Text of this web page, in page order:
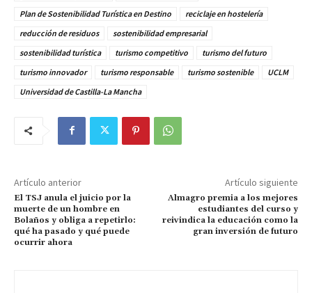
Plan de Sostenibilidad Turística en Destino
reciclaje en hostelería
reducción de residuos
sostenibilidad empresarial
sostenibilidad turística
turismo competitivo
turismo del futuro
turismo innovador
turismo responsable turismo sostenible
UCLM
Universidad de Castilla-La Mancha
Artículo anterior
El TSJ anula el juicio por la
muerte de un hombre en
Bolaños y obliga a repetirlo:
qué ha pasado y qué puede
ocurrir ahora
Artículo siguiente
Almagro premia a los mejores
estudiantes del curso y
reivindica la educación como la
gran inversión de futuro